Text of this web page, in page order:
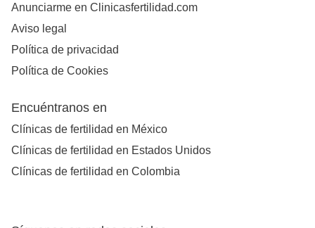
Anunciarme en Clinicasfertilidad.com
Aviso legal
Política de privacidad
Política de Cookies
Encuéntranos en
Clínicas de fertilidad en México
Clínicas de fertilidad en Estados Unidos
Clínicas de fertilidad en Colombia